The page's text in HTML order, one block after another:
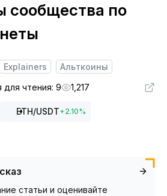
сообщества по
Explainers
Альткоины
для чтения: 9 1,217
ETH/USDT+2.10%
статьи и оценивайте